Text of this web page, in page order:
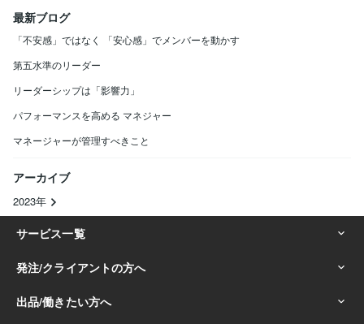
最新ブログ
「不安感」ではなく 「安心感」でメンバーを動かす
第五水準のリーダー
リーダーシップは「影響力」
パフォーマンスを高める マネジャー
マネージャーが管理すべきこと
アーカイブ
2023年